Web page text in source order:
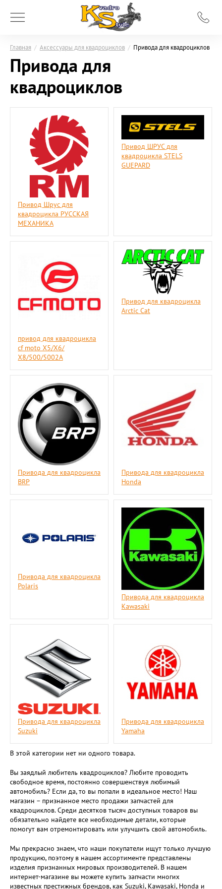
Главная / Аксессуары для квадроциклов / Привода для квадроциклов
Привода для
квадроциклов
Привод Шрус для
квадроцикла РУССКАЯ
МЕХАНИКА
Привод ШРУС для
квадроцикла STELS
GUEPARD
привод для квадроцикла
cf moto Х5/Х6/
Х8/500/5002A
Привод для квадроцикла
Arctic Cat
Привода для квадроцикла
BRP
Привода для квадроцикла
Honda
Привода для квадроцикла
Polaris
Привода для квадроцикла
Kawasaki
Привода для квадроцикла
Suzuki
Привода для квадроцикла
Yamaha
В этой категории нет ни одного товара.
Вы заядлый любитель квадроциклов? Любите проводить
свободное время, постоянно совершенствуя любимый
автомобиль? Если да, то вы попали в идеальное место! Наш
магазин – признанное место продажи запчастей для
квадроциклов. Среди десятков тысяч доступных товаров вы
обязательно найдете все необходимые детали, которые
помогут вам отремонтировать или улучшить свой автомобиль.
Мы прекрасно знаем, что наши покупатели ищут только лучшую
продукцию, поэтому в нашем ассортименте представлены
изделия признанных мировых производителей. В нашем
интернет-магазине вы можете купить запчасти многих
известных престижных брендов, как Suzuki, Kawasaki, Honda и